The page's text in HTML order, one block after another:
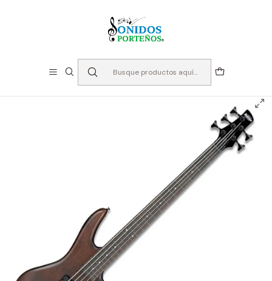
Instrumentos de Cuerda